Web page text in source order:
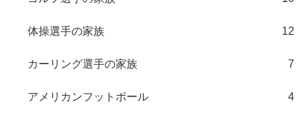
体操選手の家族 12
カーリング選手の家族 7
アメリカンフットボール 4